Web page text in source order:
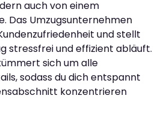
auch von einem
Das Umzugsunternehmen
und stellt
stressfrei und effizient abläuft.
sich um alle
sodass du dich entspannt
konzentrieren